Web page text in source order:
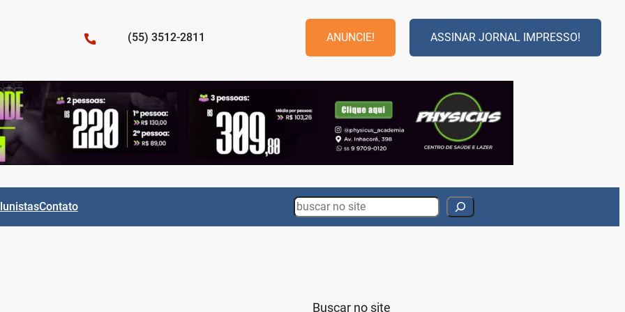
(55) 3512-2811 ANUNCIE! ASSINAR JORNAL IMPRESSO!
Contato Search
Buscar no site